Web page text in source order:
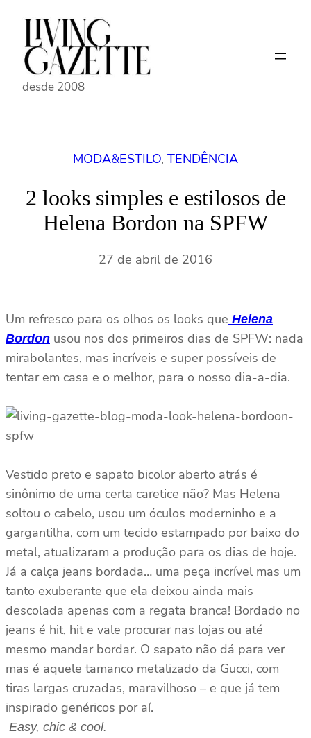
Pular
conteúdo
desde 2008
MODA&ESTILO, TENDÊNCIA
2 looks simples e estilosos de
Helena Bordon na SPFW
27 de abril de 2016
Um refresco para os olhos os looks que Helena
Bordon usou nos dos primeiros dias de SPFW: nada
mirabolantes, mas incríveis e super possíveis de
tentar em casa e o melhor, para o nosso dia-a-dia.
Vestido preto e sapato bicolor aberto atrás é
sinônimo de uma certa caretice não? Mas Helena
soltou o cabelo, usou um óculos moderninho e a
gargantilha, com um tecido estampado por baixo do
metal, atualizaram a produção para os dias de hoje.
Já a calça jeans bordada… uma peça incrível mas um
tanto exuberante que ela deixou ainda mais
descolada apenas com a regata branca! Bordado no
jeans é hit, hit e vale procurar nas lojas ou até
mesmo mandar bordar. O sapato não dá para ver
mas é aquele tamanco metalizado da Gucci, com
tiras largas cruzadas, maravilhoso – e que já tem
inspirado genéricos por aí.
Easy, chic & cool.